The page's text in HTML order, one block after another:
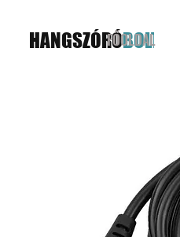
HANGSZÓRÓBOLT
FŐOLDAL